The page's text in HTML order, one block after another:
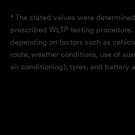
* The stated values were
prescribed WLTP testing
depending on factors such as
route, weather conditions, use of
air conditioning), tyres, and battery